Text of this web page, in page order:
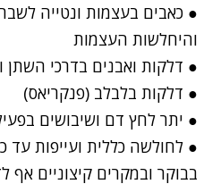
● כאבים בעצמות ונטייה
והיחלשות העצמות
● דלקות ואבנים בדרכי השתן
● דלקות בלבלב (פנקריאס)
● יתר לחץ דם ושיבושים
● לחולשה כללית ועייפות עד
בבוקר ובמקרים קיצוניים אף